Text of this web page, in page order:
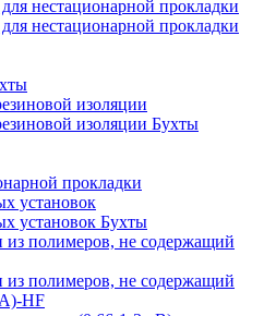
нестационарной прокладки
нестационарной прокладки
изоляции
изоляции Бухты
прокладки
установок
установок Бухты
из полимеров, не содержащий
из полимеров, не содержащий
HF